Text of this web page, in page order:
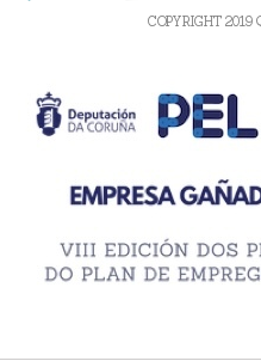
COPYRIGHT 2019